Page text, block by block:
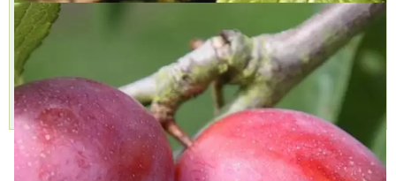
Доставка
курьером,
999 руб.
Доставим
7 августа
Подробнее »
самовывоза,
Оплата,
Наличными,
Картой,
Подробнее »